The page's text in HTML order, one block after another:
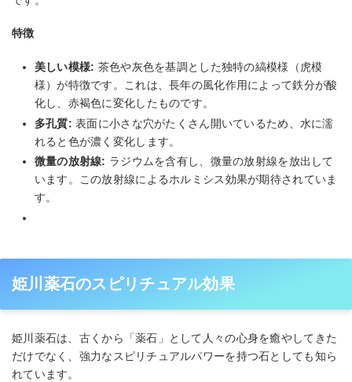
特徴
美しい模様: 茶色や灰色を基調とした独特の縞模様（虎模
様）が特徴です。これは、長年の風化作用によって鉄分が酸
化し、赤褐色に変化したものです。
多孔質: 表面に小さな穴がたくさん開いているため、水に濡
れると色が濃く変化します。
微量の放射線: ラジウムを含有し、微量の放射線を放出して
います。この放射線によるホルミシス効果が期待されていま
す。
姫川薬石のスピリチュアル効果
姫川薬石は、古くから「薬石」として人々の心身を癒やしてきた
だけでなく、強力なスピリチュアルパワーを持つ石としても知ら
れています。